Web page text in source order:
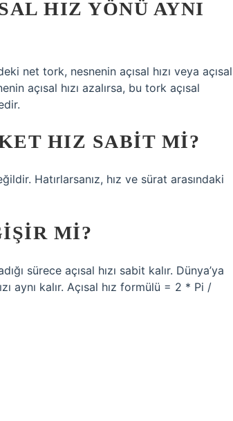
HIZ YÖNÜ AYNI
net tork, nesnenin açısal hızı veya açısal
açısal hızı azalırsa, bu tork açısal
HIZ SABIT MI?
Hatırlarsanız, hız ve sürat arasındaki
MI?
sürece açısal hızı sabit kalır. Dünya’ya
aynı kalır. Açısal hız formülü = 2 * Pi /